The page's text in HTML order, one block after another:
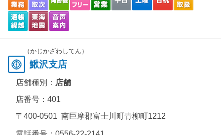
（かじかざわしてん）
鰍沢支店
店舗種別： 店舗
店番号：401
〒400-0501 南巨摩郡富士川町青柳町1212